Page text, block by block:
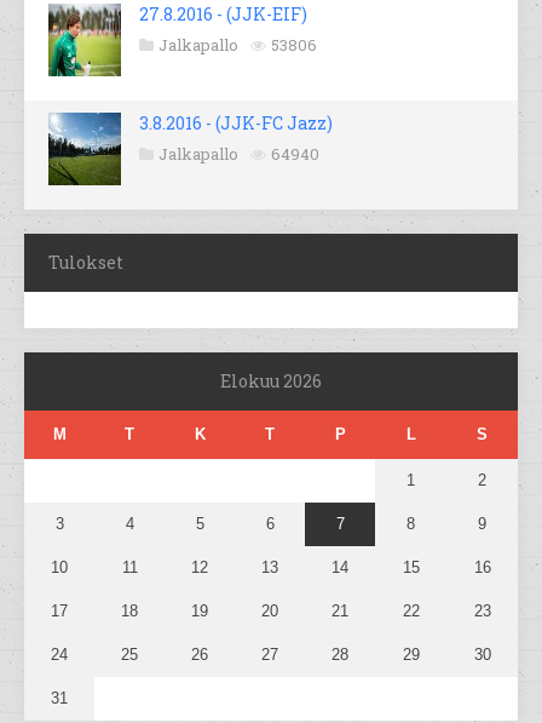
27.8.2016 - (JJK-EIF)
Jalkapallo 53806
3.8.2016 - (JJK-FC Jazz)
Jalkapallo 64940
Tulokset
Elokuu 2026
M T K T P L S
1 2
3 4 5 6 7 8 9
10 11 12 13 14 15 16
17 18 19 20 21 22 23
24 25 26 27 28 29 30
31